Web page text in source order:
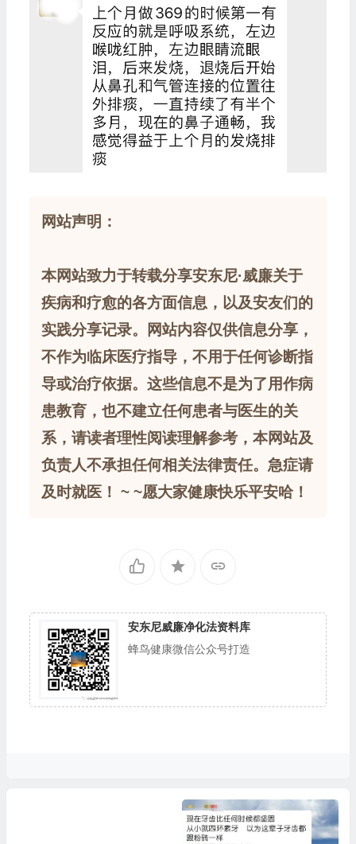
网站声明：
本网站致力于转载分享安东尼·威廉关于
疾病和疗愈的各方面信息，以及安友们的
实践分享记录。网站内容仅供信息分享，
不作为临床医疗指导，不用于任何诊断指
导或治疗依据。这些信息不是为了用作病
患教育，也不建立任何患者与医生的关
系，请读者理性阅读理解参考，本网站及
负责人不承担任何相关法律责任。急症请
及时就医！ ~ ~愿大家健康快乐平安哈！
安东尼威廉净化法资料库
蜂鸟健康微信公众号打造